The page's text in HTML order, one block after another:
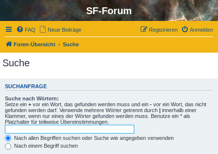
SF-Forum
FAQ Neue Beiträge Anmelden
Registrieren
Foren-Übersicht Suche
Suche
SUCHANFRAGE
Suche nach Wörtern:
Setze ein + vor ein Wort, das gefunden werden muss und ein - vor ein Wort, das nicht
gefunden werden darf. Verwende mehrere Wörter getrennt durch | innerhalb einer
Klammer, wenn nur eines der Wörter gefunden werden muss. Benutze ein * als
Platzhalter für teilweise Übereinstimmungen.
Nach allen Begriffen suchen oder Suche wie angegeben verwenden
Nach einem Begriff suchen